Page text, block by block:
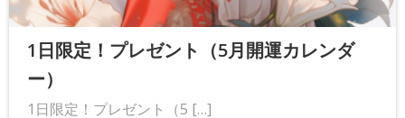
1日限定！プレゼント（5月開運カレンダ
ー）
1日限定！プレゼント（5 […]